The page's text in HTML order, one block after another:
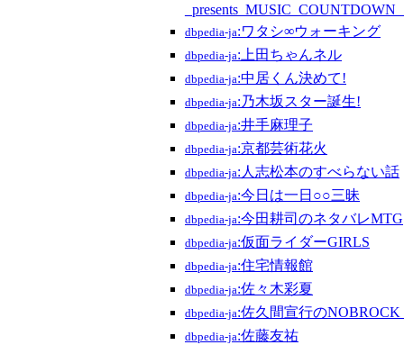
dbpedia-ja:ワタシ∞ウォーキング
dbpedia-ja:上田ちゃんネル
dbpedia-ja:中居くん決めて!
dbpedia-ja:乃木坂スター誕生!
dbpedia-ja:井手麻理子
dbpedia-ja:京都芸術花火
dbpedia-ja:人志松本のすべらない話
dbpedia-ja:今日は一日○○三昧
dbpedia-ja:今田耕司のネタバレMTG
dbpedia-ja:仮面ライダーGIRLS
dbpedia-ja:住宅情報館
dbpedia-ja:佐々木彩夏
dbpedia-ja:佐久間宣行の
dbpedia-ja:佐藤友祐